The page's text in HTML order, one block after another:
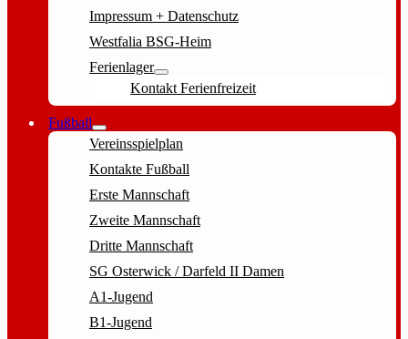
Impressum + Datenschutz
Westfalia BSG-Heim
Ferienlager
Kontakt Ferienfreizeit
Fußball
Vereinsspielplan
Kontakte Fußball
Erste Mannschaft
Zweite Mannschaft
Dritte Mannschaft
SG Osterwick / Darfeld II Damen
A1-Jugend
B1-Jugend